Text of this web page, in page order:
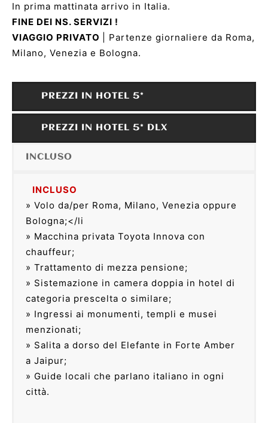
In prima mattinata arrivo in Italia.
FINE DEI NS. SERVIZI !
VIAGGIO PRIVATO
| Partenze giornaliere da Roma,
Milano, Venezia e Bologna.
PREZZI IN HOTEL 5*
PREZZI IN HOTEL 5* DLX
INCLUSO
INCLUSO
» Volo da/per Roma, Milano, Venezia oppure
Bologna;</li
» Macchina privata Toyota Innova con
chauffeur;
» Trattamento di mezza pensione;
» Sistemazione in camera doppia in hotel di
categoria prescelta o similare;
» Ingressi ai monumenti, templi e musei
menzionati;
» Salita a dorso del Elefante in Forte Amber
a Jaipur;
» Guide locali che parlano italiano in ogni
città.